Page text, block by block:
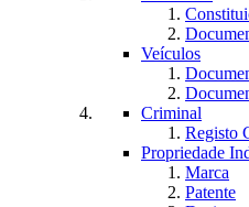
Veículos
Criminal
Registo
Propriedade
Marca
Patente